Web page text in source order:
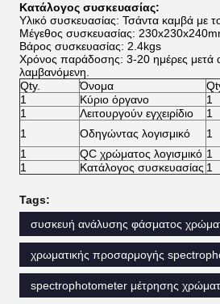
Κατάλογος συσκευασίας:
Υλικό συσκευασίας: Τσάντα καμβά με
Μέγεθος συσκευασίας:
Βάρος συσκευασίας: 2.4kgs
Χρόνος παράδοσης: 3-20 ημέρες
λαμβανόμενη.
Qty.
Όνομα
1
Κύριο όργανο 1
1
Λειτουργούν εγχειρίδιο 1
1
Οδηγώντας λογισμικό 1
1
QC χρώματος λογισμικό 1
1
Κατάλογος συσκευασίας 1
Tags:
συσκευή ανάλυσης φάσματος
χρωματικής προσαρμογής
spectrophotometer μέτρησης